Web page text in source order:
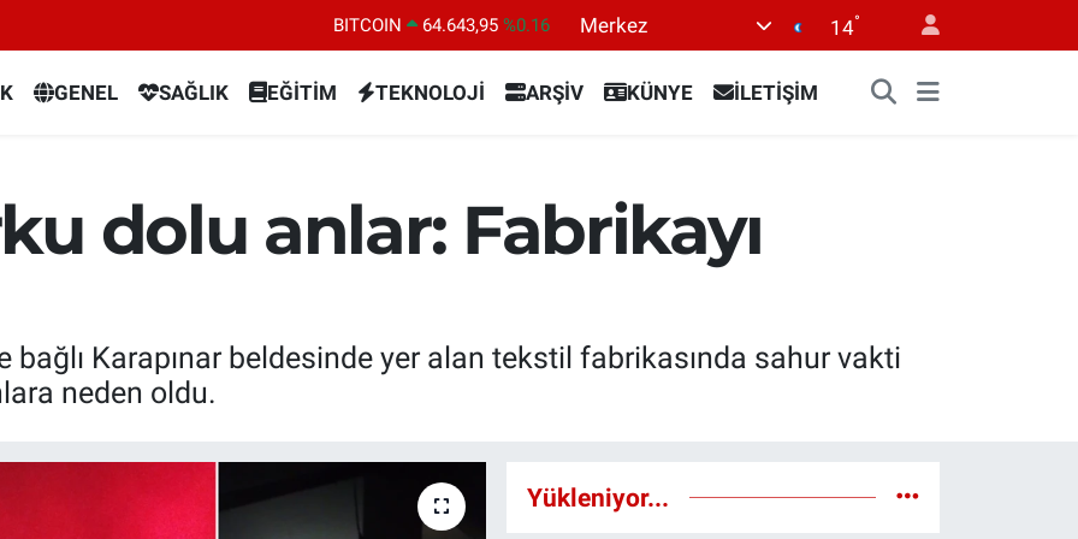
BITCOIN 64.643,95 %0.16
DOLAR
47,6704 %0
EURO
55,0406
%-0.08
BİST100
13.799 %70
Merkez 14°
GENEL SAĞLIK EĞİTİM TEKNOLOJİ ARŞİV KÜNYE İLETİŞİM
dolu anlar: Fabrikayı
bağlı Karapınar beldesinde yer alan tekstil fabrikasında sahur vakti
neden oldu.
Yükleniyor...